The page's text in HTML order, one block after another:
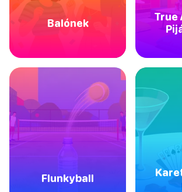
Balónek
True
Flunkyball